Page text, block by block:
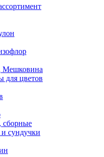
Мешковина
для цветов
сборные
сундучки